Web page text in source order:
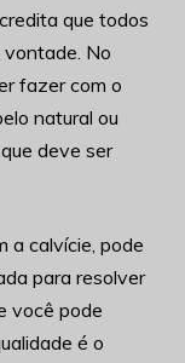
que todos
No
fazer com o
natural ou
deve ser
a calvície, pode
para resolver
você pode
é o